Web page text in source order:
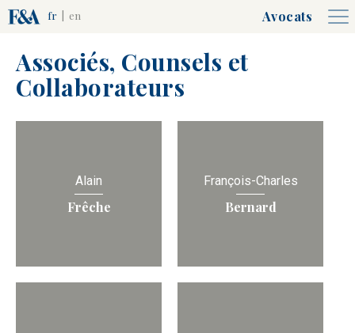
Avocats
fr en
Associés, Counsels et
Collaborateurs
Alain
Frêche
François-Charles
Bernard